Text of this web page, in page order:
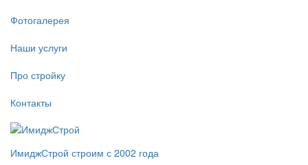
Фотогалерея
Наши услуги
Про стройку
Контакты
ИмиджСтрой строим с 2002 года